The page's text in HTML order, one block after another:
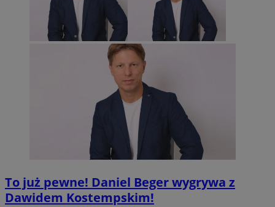
To już pewne! Daniel Beger wygrywa z
Dawidem Kostempskim!